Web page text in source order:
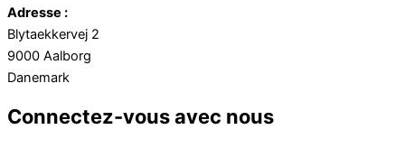
Adresse :
Blytaekkervej 2
9000 Aalborg
Danemark
Connectez-vous avec nous